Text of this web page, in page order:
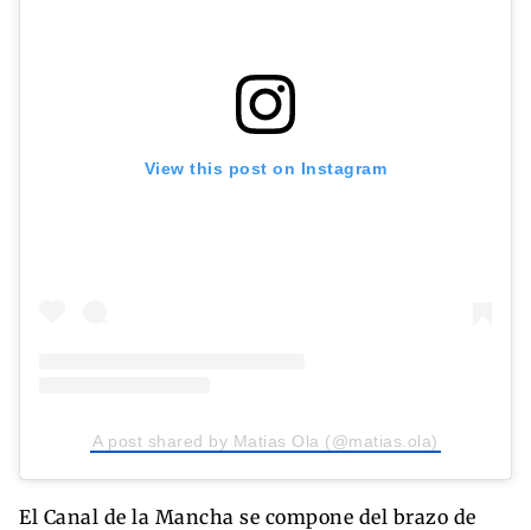
View this post on Instagram
A post shared by Matias Ola (@matias.ola)
El Canal de la Mancha se compone del brazo de